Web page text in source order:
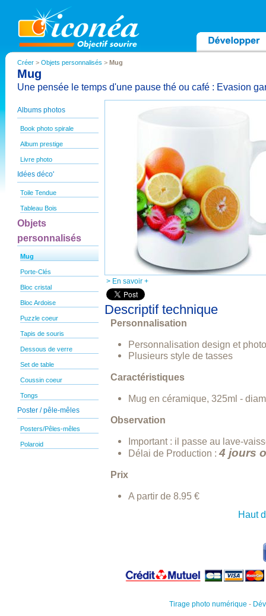
Créer > Objets personnalisés > Mug
Mug
Une pensée le temps d'une pause thé ou café : Evasion
Albums photos
Book photo spirale
Album prestige
Livre photo
Idées déco'
Toile Tendue
Tableau Bois
Objets
personnalisés
Mug
Porte-Clés
Bloc cristal
Bloc Ardoise
Puzzle coeur
Tapis de souris
Dessous de verre
Set de table
Coussin coeur
Tongs
Poster / pêle-mêles
Posters/Pêles-mêles
Polaroid
> En savoir +
Descriptif technique
Personnalisation
Personnalisation design et photo
Plusieurs style de tasses
Caractéristiques
Mug en céramique, 325ml -
Observation
Important : il passe au lave-
Délai de Production :4 jours
Prix
A partir de 8.95 €
Haut
Tirage photo numérique -